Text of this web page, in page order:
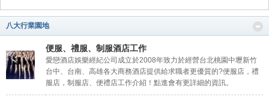
戀
八大行業園地
便服、禮服、制服酒店工作
愛戀酒店娛樂經紀公司成立於2008年致力於經營台北桃園中壢新竹
台中、台南、高雄各大商務酒店提供給求職者更優質的?便服店，禮
服店，制服店、便禮店工作介紹！點進會有更詳細的資訊。